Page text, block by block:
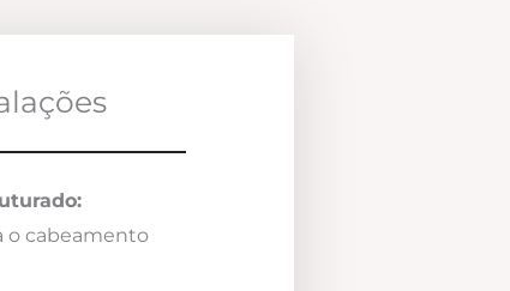
o cabeamento